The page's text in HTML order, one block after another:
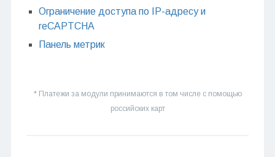
Ограничение доступа по IP-адресу и
reCAPTCHA
Панель метрик
* Платежи за модули принимаются в том числе с помощью
российских карт